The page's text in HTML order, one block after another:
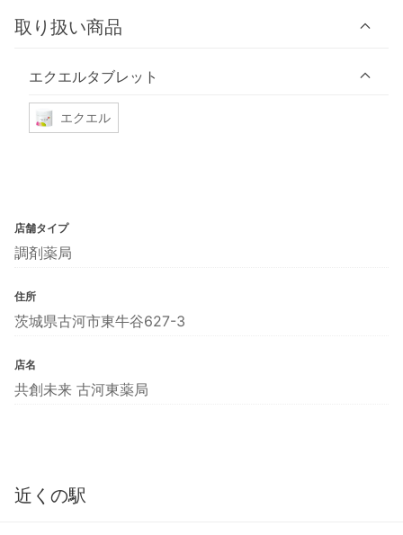
取り扱い商品
エクエルタブレット
エクエル
店舗タイプ
調剤薬局
住所
茨城県古河市東牛谷627-3
店名
共創未来 古河東薬局
近くの駅